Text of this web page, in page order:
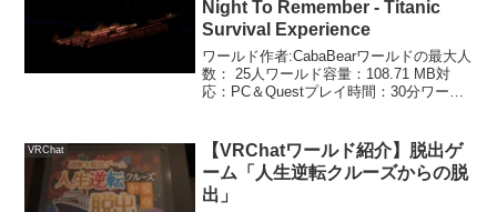
Night To Remember - Titanic
Survival Experience
ワールド作者:CabaBearワールドの最大人
数： 25人ワールド容量：108.71 MB対
応：PC＆Questプレイ時間：30分ワール
す。※このワールドはかなりVR酔い...
VRChat
【VRChatワールド紹介】脱出ゲ
ーム「人生逆転クルーズからの脱
出」